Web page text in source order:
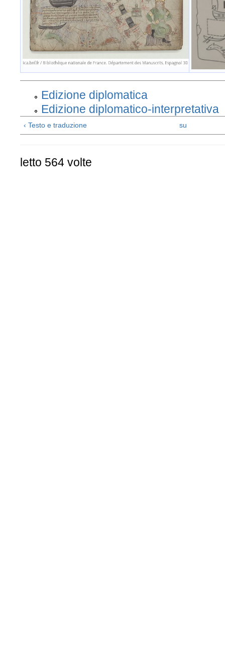
Edizione diplomatica
Edizione diplomatico-interpretativa
‹ Testo e traduzione su
letto 564 volte